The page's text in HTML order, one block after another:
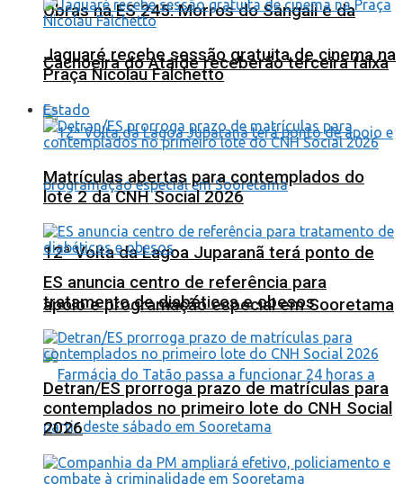
Obras na ES 245: Morros do Sangali e da
Cachoeira do Ataíde receberão terceira faixa
12ª Volta da Lagoa Juparanã terá ponto de
apoio e programação especial em Sooretama
Jaguaré recebe sessão gratuita de cinema na
Praça Nicolau Falchetto
Estado
Matrículas abertas para contemplados do
lote 2 da CNH Social 2026
ES anuncia centro de referência para
tratamento de diabéticos e obesos
Detran/ES prorroga prazo de matrículas para
contemplados no primeiro lote do CNH Social
2026